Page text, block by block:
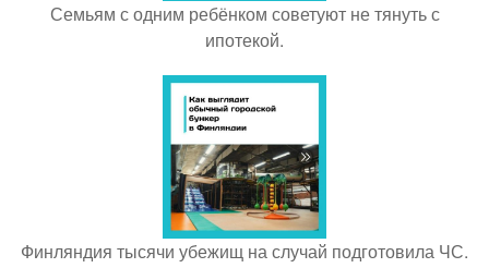
Семьям с одним ребёнком советуют не тянуть с
ипотекой.
Финляндия тысячи убежищ на случай подготовила ЧС.